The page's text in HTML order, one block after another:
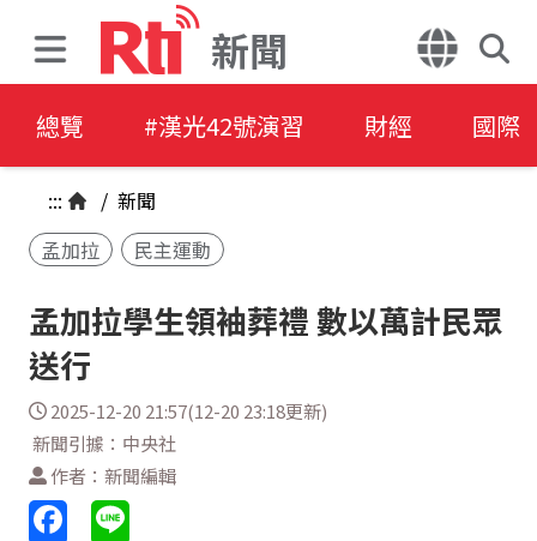
新聞
總覽 #漢光42號演習 財經 國際
::: / 新聞
孟加拉
民主運動
孟加拉學生領袖葬禮 數以萬計民眾
送行
2025-12-20 21:57(12-20 23:18更新)
新聞引據：中央社
作者：新聞編輯